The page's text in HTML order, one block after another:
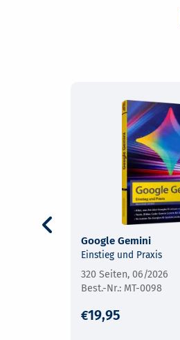
Google Gemini
Einstieg und Praxis
320 Seiten, 06/2026
MT-0098
19,95